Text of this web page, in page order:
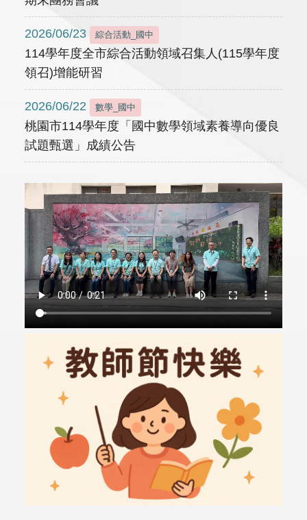
2026/06/23 綜合活動_國中
114學年度全市綜合活動領域召集人(115學年度
領召)增能研習
2026/06/22 數學_國中
桃園市114學年度「國中數學領域素養導向優良
試題甄選」成績公告